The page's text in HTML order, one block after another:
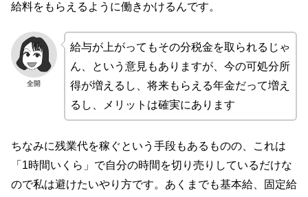
給料をもらえるように働きかけるんです。
全開
給与が上がってもその分税金を取られるじゃ
ん、という意見もありますが、今の可処分所
得が増えるし、将来もらえる年金だって増え
るし、メリットは確実にあります
ちなみに残業代を稼ぐという手段もあるものの、これは
「1時間いくら」で自分の時間を切り売りしているだけな
ので私は避けたいやり方です。あくまでも基本給、固定給